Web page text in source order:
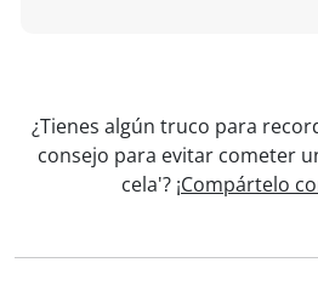
¿Tienes algún truco para
consejo para evitar cometer
cela'? ¡Compártelo